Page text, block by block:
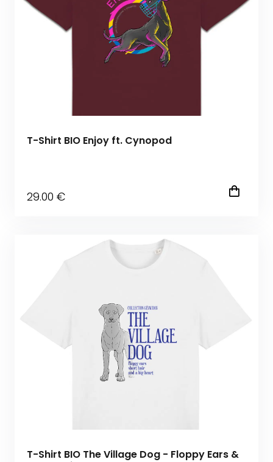
T-Shirt BIO Enjoy ft. Cynopod
29.00 €
T-Shirt BIO The Village Dog - Floppy Ears &